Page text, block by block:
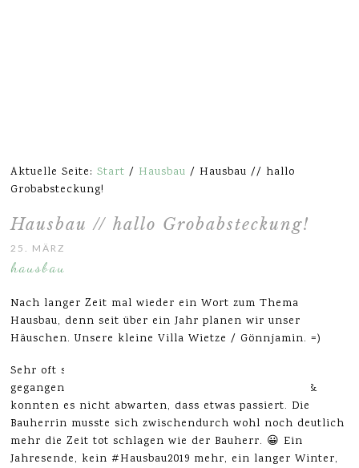
Aktuelle Seite:Start / Hausbau / Hausbau // hallo
Grobabsteckung!
Hausbau // hallo Grobabsteckung!
25. MÄRZ 2020
hausbau
Nach langer Zeit mal wieder ein Wort zum Thema
Hausbau, denn seit über ein Jahr planen wir unser
Häuschen. Unsere kleine Villa Wietze / Gönnjamin. =)
Sehr oft sind wir hier im Neubaugebiet spazieren
gegangen, haben unser leeres Grundstück betreten &
konnten es nicht abwarten, dass etwas passiert. Die
Bauherrin musste sich zwischendurch wohl noch deutlich
mehr die Zeit tot schlagen wie der Bauherr. 😀 Ein
Jahresende, kein #Hausbau2019 mehr, ein langer Winter,